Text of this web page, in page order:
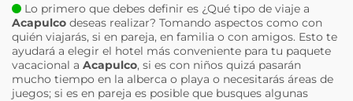
Lo primero que debes definir es ¿Qué tipo de viaje a
Acapulco deseas realizar? Tomando aspectos como con
quién viajarás, si en pareja, en familia o con amigos. Esto te
ayudará a elegir el hotel más conveniente para tu paquete
vacacional a Acapulco, si es con niños quizá pasarán
mucho tiempo en la alberca o playa o necesitarás áreas de
juegos; si es en pareja es posible que busques algunas